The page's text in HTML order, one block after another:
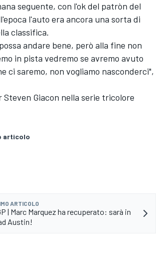
seguente, con l'ok del patròn del
l'auto era ancora una sorta di
classifica.
andare bene, però alla fine non
in pista vedremo se avremo avuto
saremo, non vogliamo nasconderci",
Giacon nella serie tricolore
articolo
ARTICOLO
| Marc Marquez ha recuperato: sarà in
Austin!